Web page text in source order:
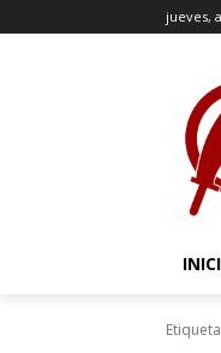
jueves,